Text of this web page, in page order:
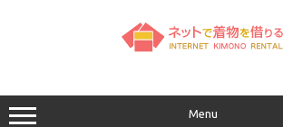
キ
ッ
プ
Menu